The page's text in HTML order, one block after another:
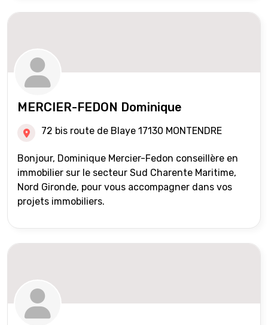
MERCIER-FEDON Dominique
72 bis route de Blaye 17130 MONTENDRE
Bonjour, Dominique Mercier-Fedon conseillère en
immobilier sur le secteur Sud Charente Maritime,
Nord Gironde, pour vous accompagner dans vos
projets immobiliers.